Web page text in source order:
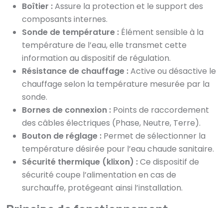
Boîtier :Assure la protection et le support des
composants internes.
Sonde de température : Élément sensible à la
température de l’eau, elle transmet cette
information au dispositif de régulation.
Résistance de chauffage :Active ou désactive le
chauffage selon la température mesurée par la
sonde.
Bornes de connexion : Points de raccordement
des câbles électriques (Phase, Neutre, Terre).
Bouton de réglage : Permet de sélectionner la
température désirée pour l’eau chaude sanitaire.
Sécurité thermique (klixon) :Ce dispositif de
sécurité coupe l’alimentation en cas de
surchauffe, protégeant ainsi l’installation.